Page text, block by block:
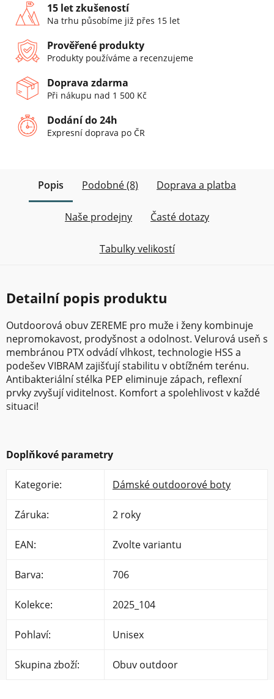
15 let zkušeností
Na trhu působíme již přes 15 let
Prověřené produkty
Produkty používáme a recenzujeme
Doprava zdarma
Při nákupu nad 1 500 Kč
Dodání do 24h
Expresní doprava po ČR
Popis Podobné (8) Doprava a platba
Naše prodejny Časté dotazy
Tabulky velikostí
Detailní popis produktu
Outdoorová obuv ZEREME pro muže i ženy kombinuje
nepromokavost, prodyšnost a odolnost. Velurová useň s
membránou PTX odvádí vlhkost, technologie HSS a
podešev VIBRAM zajišťují stabilitu v obtížném terénu.
Antibakteriální stélka PEP eliminuje zápach, reflexní
prvky zvyšují viditelnost. Komfort a spolehlivost v každé
situaci!
Doplňkové parametry
Kategorie: Dámské outdoorové boty
Záruka: 2 roky
EAN: Zvolte variantu
Barva: 706
Kolekce: 2025_104
Pohlaví: Unisex
Skupina zboží: Obuv outdoor